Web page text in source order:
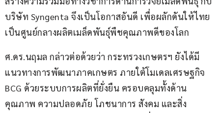
บริษัท Syngenta จึงเป็นโอกาสอันดี เพื่อผลักดันให้ไทย
เป็นศูนย์กลางผลิตเมล็ดพันธุ์พืชคุณภาพดีของโลก
ศ.ดร.นฤมล กล่าวต่อด้วยว่า กระทรวงเกษตรฯ ยังได้มี
แนวทางการพัฒนาภาคเกษตร ภายใต้โมเดลเศรษฐกิจ
BCG ด้วยระบบการผลิตที่ยั่งยืน ครอบคลุมทั้งด้าน
คุณภาพ ความปลอดภัย โภชนาการ สังคม และสิ่ง